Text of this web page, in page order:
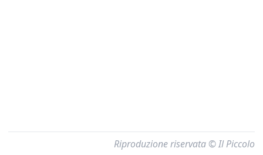
Riproduzione riservata © Il Piccolo